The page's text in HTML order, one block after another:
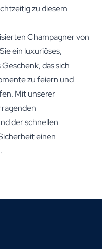
zu diesem
Champagner von
ein luxuriöses,
das sich
zu feiern und
Mit unserer
der schnellen
einen